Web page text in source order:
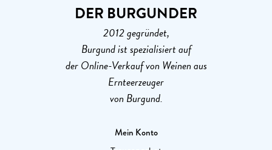
DER BURGUNDER
2012 gegründet,
Burgund ist spezialisiert auf
der Online-Verkauf von Weinen aus
Ernteerzeuger
von Burgund.
Mein Konto